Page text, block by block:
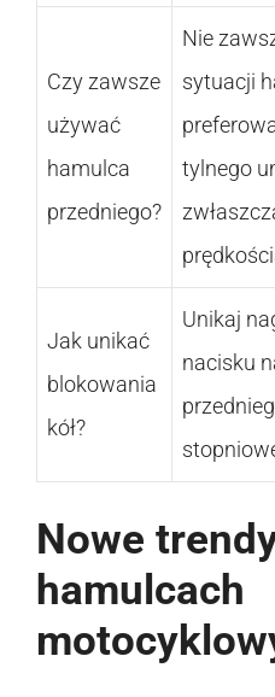
Czy zawsze
używać
hamulca
przedniego?
Nie
sytuacji
tylnego
Jak unikać
blokowania
kół?
Unikaj
nacisku
Nowe
hamulcach